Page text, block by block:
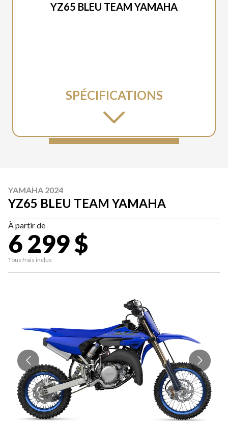
YZ65 BLEU TEAM YAMAHA
SPÉCIFICATIONS
YAMAHA 2024
YZ65 BLEU TEAM YAMAHA
À partir de
6 299 $
Tous frais inclus